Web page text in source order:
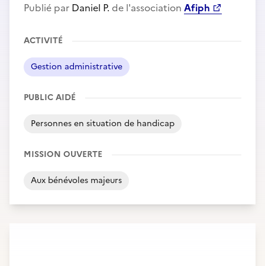
Publié par Daniel P. de l'association Afiph
ACTIVITÉ
Gestion administrative
PUBLIC AIDÉ
Personnes en situation de handicap
MISSION OUVERTE
Aux bénévoles majeurs